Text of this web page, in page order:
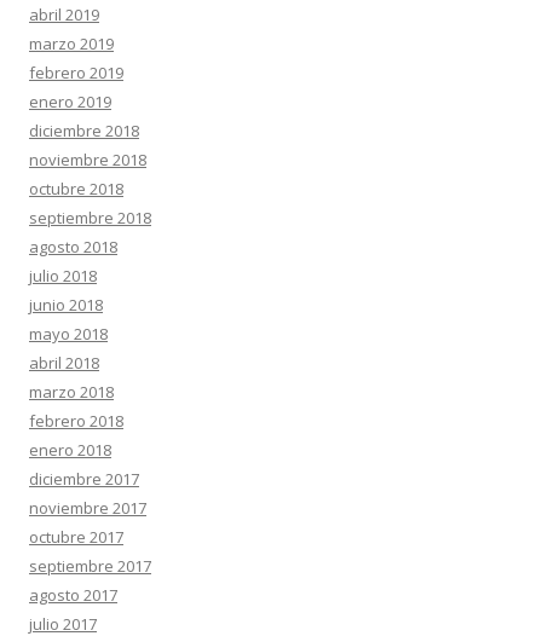
abril 2019
marzo 2019
febrero 2019
enero 2019
diciembre 2018
noviembre 2018
octubre 2018
septiembre 2018
agosto 2018
julio 2018
junio 2018
mayo 2018
abril 2018
marzo 2018
febrero 2018
enero 2018
diciembre 2017
noviembre 2017
octubre 2017
septiembre 2017
agosto 2017
julio 2017